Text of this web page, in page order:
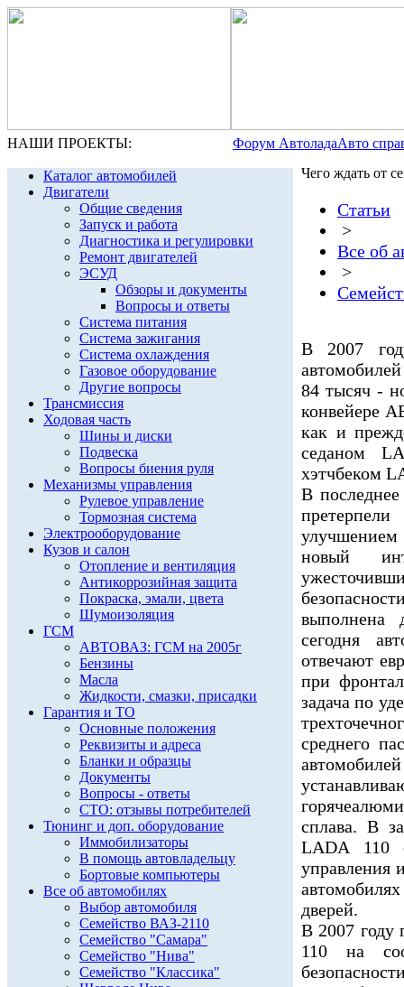
НАШИ ПРОЕКТЫ: Форум АвтоладаАвто
Каталог автомобилей
Двигатели
Общие сведения
Запуск и работа
Диагностика и регулировки
Ремонт двигателей
ЭСУД
Обзоры и документы
Вопросы и ответы
Система питания
Система зажигания
Система охлаждения
Газовое оборудование
Другие вопросы
Трансмиссия
Ходовая часть
Шины и диски
Подвеска
Вопросы биения руля
Механизмы управления
Рулевое управление
Тормозная система
Электрооборудование
Кузов и салон
Отопление и вентиляция
Антикоррозийная защита
Покраска, эмали, цвета
Шумоизоляция
ГСМ
АВТОВАЗ: ГСМ на 2005г
Бензины
Масла
Жидкости, смазки, присадки
Гарантия и ТО
Основные положения
Реквизиты и адреса
Бланки и образцы
Документы
Вопросы - ответы
СТО: отзывы потребителей
Тюнинг и доп. оборудование
Иммобилизаторы
В помощь автовладельцу
Бортовые компьютеры
Все об автомобилях
Выбор автомобиля
Семейство ВАЗ-2110
Семейство "Самара"
Семейство "Нива"
Семейство "Классика"
Чего ждать от
Статьи
>
Все об
>
В 2007
84 тысяч -
конвейере
как и
седаном
хэтчбеком
В последнее
улучшением
новый
выполнена
сегодня
отвечают
при
задача по
среднего
сплава. В
LADA 110
управления
дверей.
В 2007 году
110 на